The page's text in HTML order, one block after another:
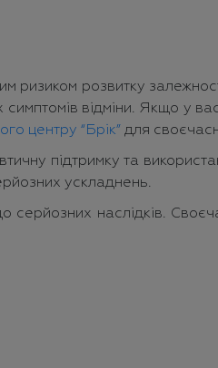
ризиком розвитку
симптомів відміни. Якщо у
центру “Брік” для
підтримку та
ускладнень.
серйозних наслідків.